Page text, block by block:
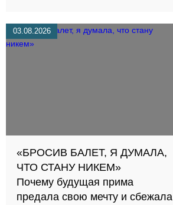
03.08.2026
«БРОСИВ БАЛЕТ, Я ДУМАЛА,
ЧТО СТАНУ НИКЕМ»
Почему будущая прима
предала свою мечту и сбежала